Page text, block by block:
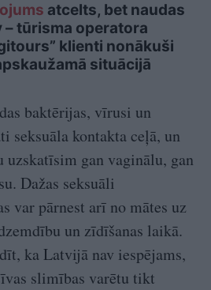
atcelts, bet naudas
– tūrisma operatora
klienti nonākuši
situācijā
baktērijas, vīrusi un
seksuāla kontakta ceļā, un
uzskatīsim gan vaginālu, gan
Dažas seksuāli
var pārnest arī no mātes uz
un zīdīšanas laikā.
ka Latvijā nav iespējams,
slimības varētu tikt